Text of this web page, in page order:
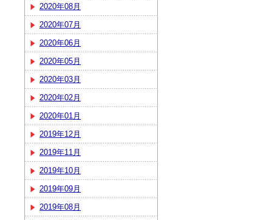
2020年08月
2020年07月
2020年06月
2020年05月
2020年03月
2020年02月
2020年01月
2019年12月
2019年11月
2019年10月
2019年09月
2019年08月